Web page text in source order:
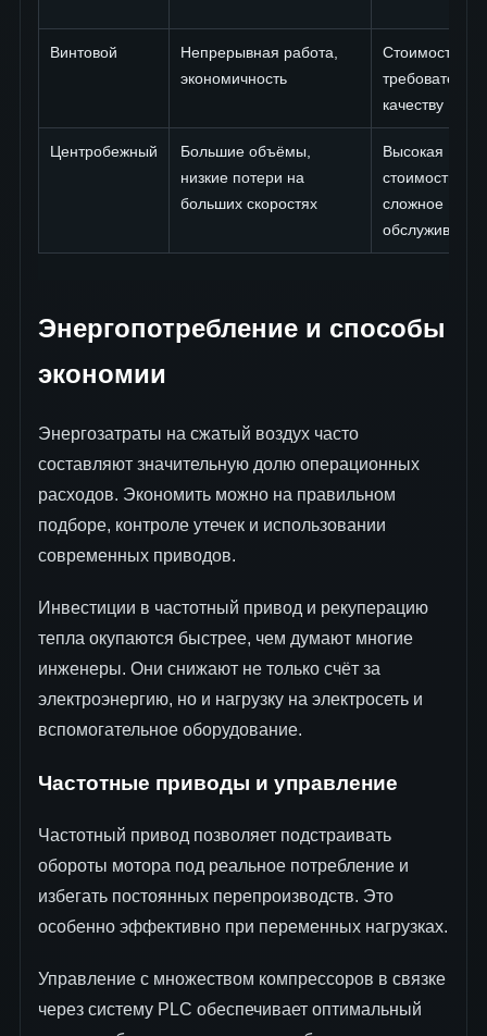
Винтовой
Непрерывная работа,
экономичность
Стоимость,
качеству
Центробежный
Большие объёмы,
низкие потери на
больших скоростях
Высокая
стоимость,
сложное
обслуживание
Энергопотребление и способы
экономии
Энергозатраты на сжатый воздух часто
составляют значительную долю операционных
расходов. Экономить можно на правильном
подборе, контроле утечек и использовании
современных приводов.
Инвестиции в частотный привод и рекуперацию
тепла окупаются быстрее, чем думают многие
инженеры. Они снижают не только счёт за
электроэнергию, но и нагрузку на электросеть и
вспомогательное оборудование.
Частотные приводы и управление
Частотный привод позволяет подстраивать
обороты мотора под реальное потребление и
избегать постоянных перепроизводств. Это
особенно эффективно при переменных нагрузках.
Управление с множеством компрессоров в связке
через систему PLC обеспечивает оптимальный